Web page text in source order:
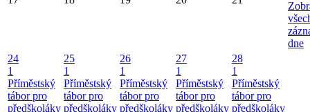
dne
24
1
Příměstský
tábor pro
předškoláky
25
1
Příměstský
tábor pro
předškoláky
26
1
Příměstský
tábor pro
předškoláky
27
1
Příměstský
tábor pro
předškoláky
28
1
Příměstský
tábor pro
předškoláky